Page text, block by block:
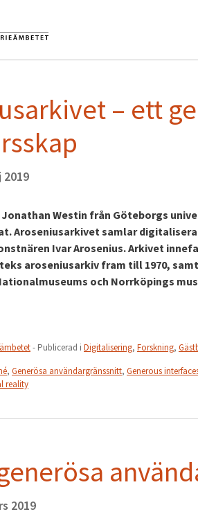
– ett
2019
Westin från Göteborgs
Aroseniusarkivet samlar
Ivar Arosenius. Arkivet
aroseniusarkiv fram till 1970,
och Norrköpings
- Publicerad i Digitalisering, Forskning,
, Generösa användargränssnitt, Generous
reality
2019